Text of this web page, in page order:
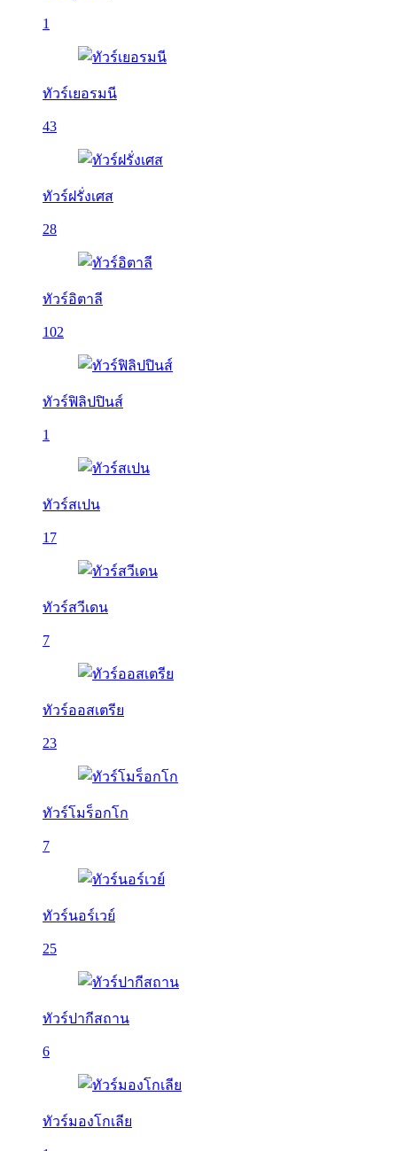
1
ทัวร์เยอรมนี
43
ทัวร์ฝรั่งเศส
28
ทัวร์อิตาลี
102
ทัวร์ฟิลิปปินส์
1
ทัวร์สเปน
17
ทัวร์สวีเดน
7
ทัวร์ออสเตรีย
23
ทัวร์โมร็อกโก
7
ทัวร์นอร์เวย์
25
ทัวร์ปากีสถาน
6
ทัวร์มองโกเลีย